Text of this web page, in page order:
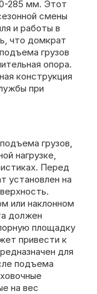
285 мм. Этот
смены
и работы в
что домкрат
грузов
опора.
конструкция
при
грузов,
нагрузке,
Перед
установлен на
или наклонном
должен
площадку
привести к
для
подъема
на вес